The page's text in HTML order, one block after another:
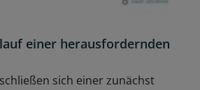
einer herausfordernden
sich einer zunächst